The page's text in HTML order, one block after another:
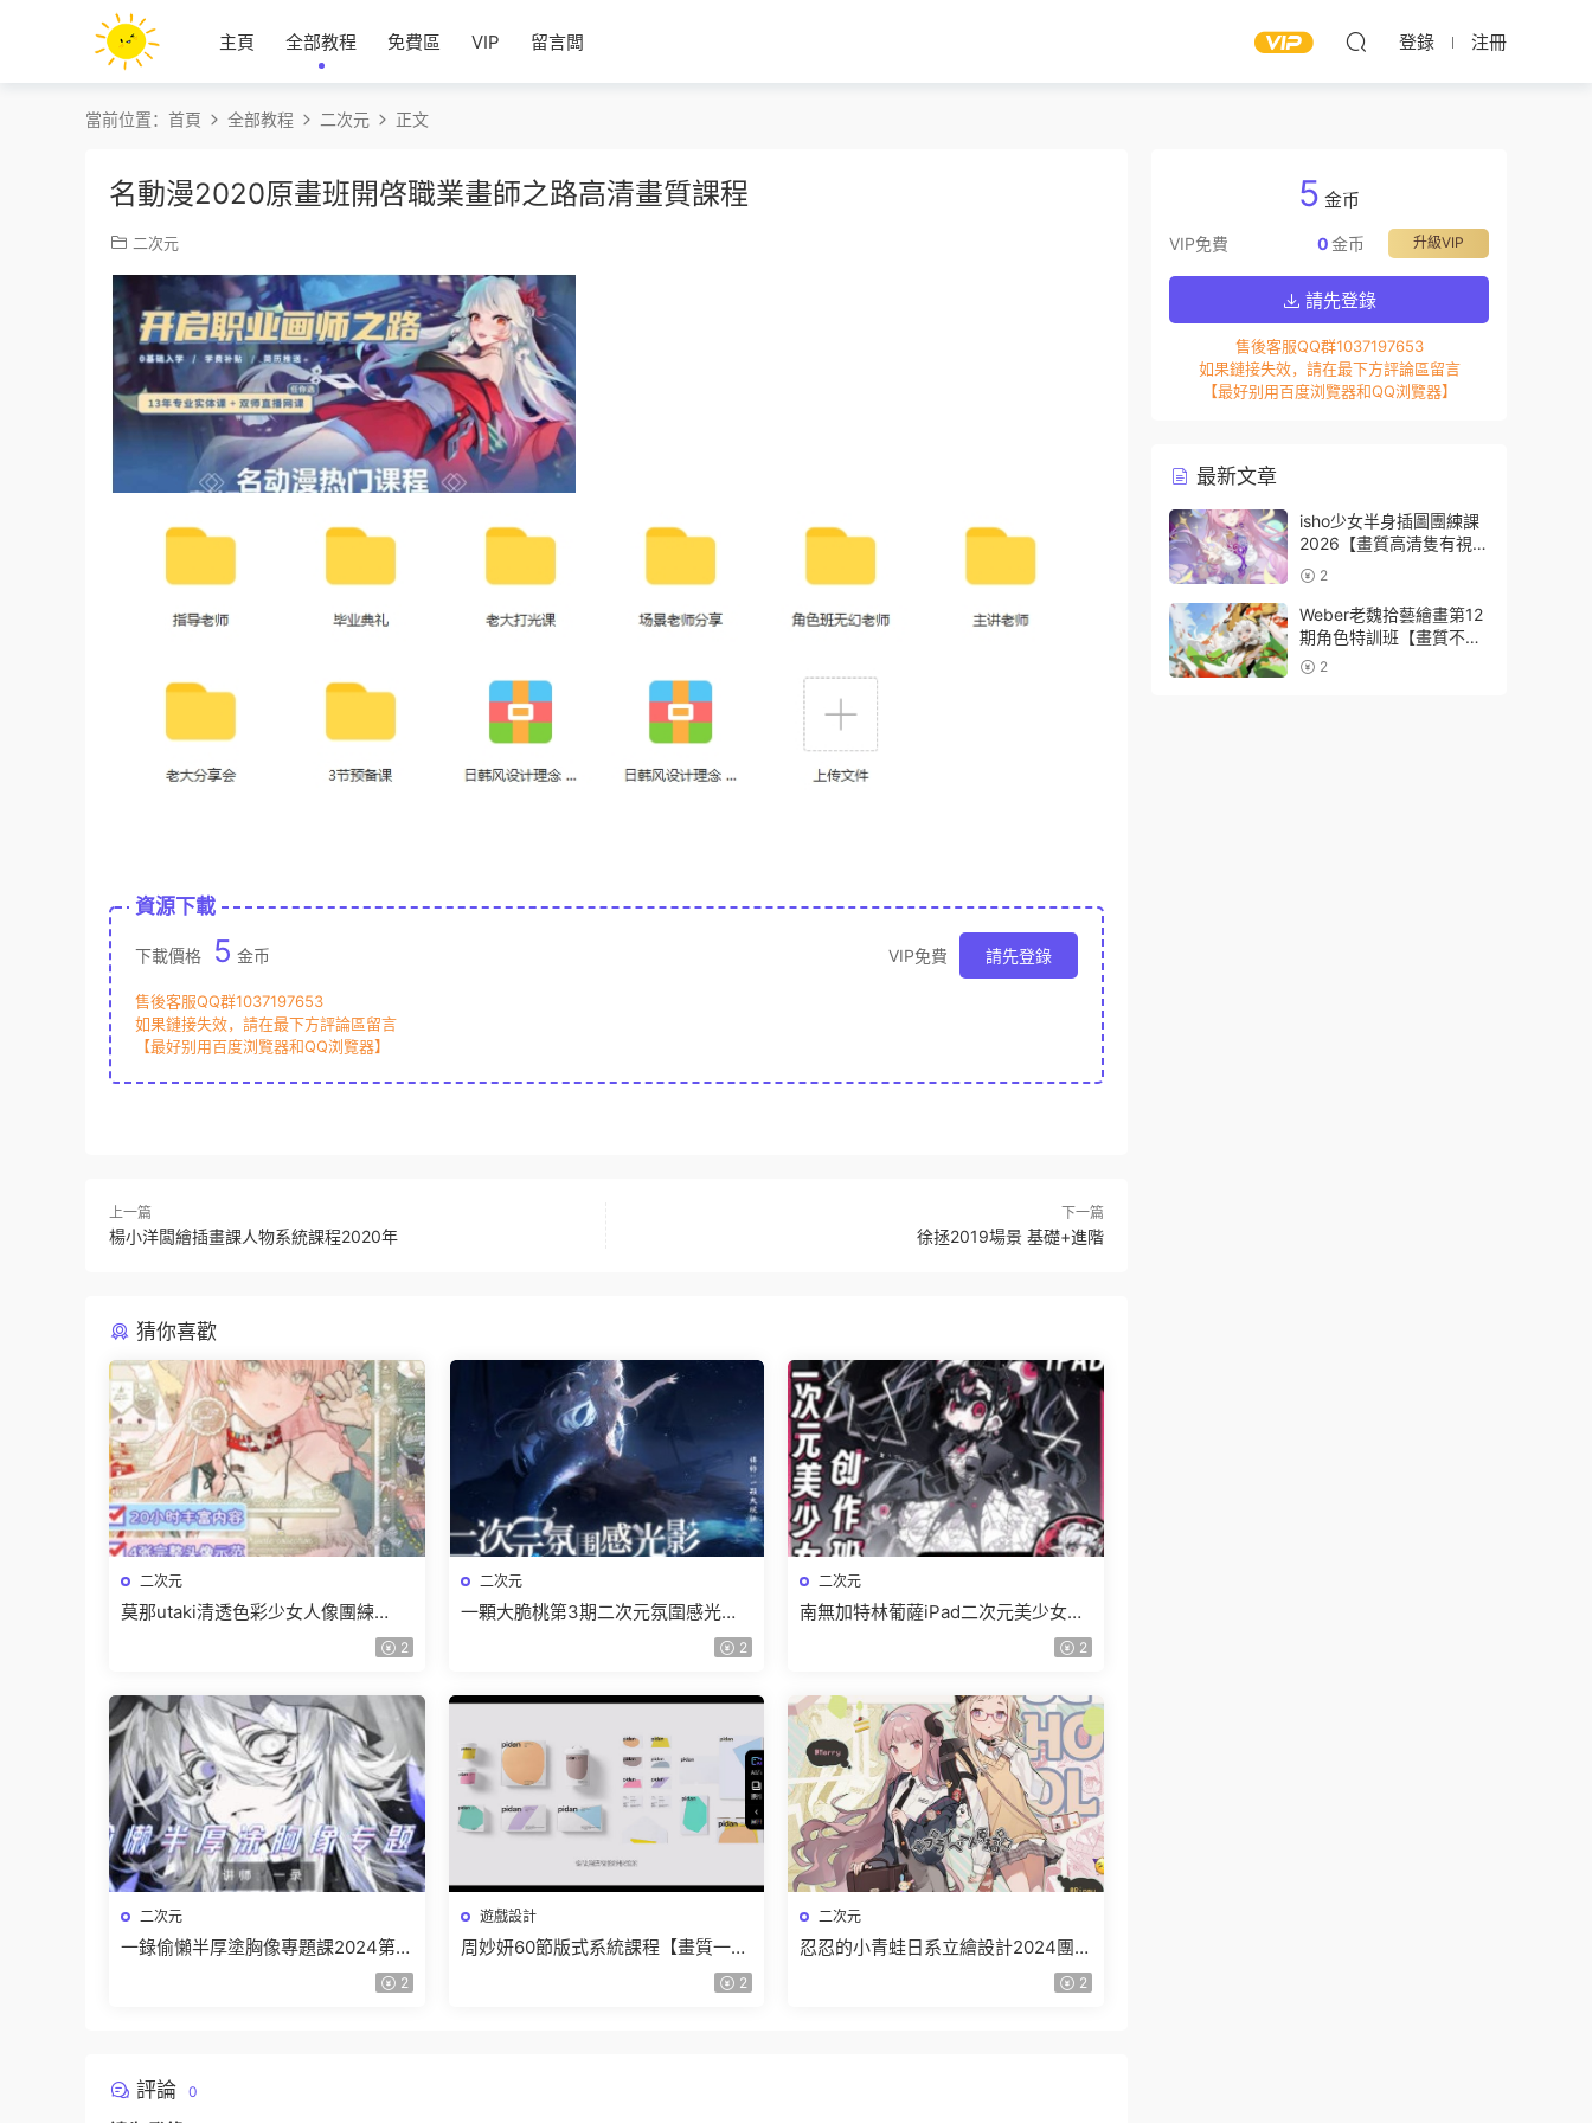
主頁 全部教程 免費區 VIP 留言闆 登錄 注冊
當前位置： 首頁 全部教程 二次元 正文
名動漫2020原畫班開啓職業畫師之路高清畫質課程
二次元
資源下載
下載價格 5 金币 VIP免費 請先登錄
售後客服QQ群1037197653
如果鏈接失效，請在最下方評論區留言
【最好别用百度浏覽器和QQ浏覽器】
上一篇
楊小洋闆繪插畫課人物系統課程2020年
下一篇
徐拯2019場景 基礎+進階
猜你喜歡
二次元
莫那utaki清透色彩少女人像團練
2
二次元
一顆大脆桃第3期二次元氛圍感光影
特訓班2024【畫質高清隻有視頻】
2
二次元
南無加特林葡薩iPad二次元美少女創
作班2024【畫質高清隻有視頻】
2
二次元
一錄偷懶半厚塗胸像專題課2024第1
2
遊戲設計
周妙妍60節版式系統課程【畫質一般
2
二次元
忍忍的小青蛙日系立繪設計2024團
練2期插畫教程【畫質不錯隻有視
2
評論 0
5 金币
VIP免費 升級VIP
0金币
請先登錄
售後客服QQ群1037197653
如果鏈接失效，請在最下方評論區留言
【最好别用百度浏覽器和QQ浏覽器】
最新文章
isho少女半身插圖團練課
2026【畫質高清隻有視
頻】2
Weber老魏拾藝繪畫第12
期角色特訓班【畫質不錯
隻有視頻】
2